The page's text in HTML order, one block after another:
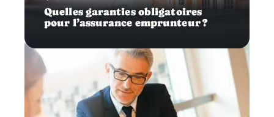
Quelles garanties obligatoires
pour l’assurance emprunteur ?